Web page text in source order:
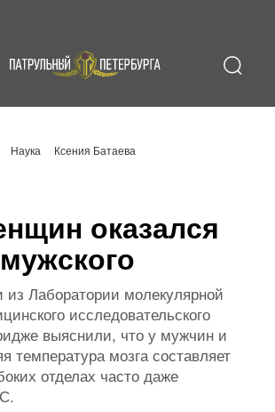
Наука Ксения Батаева
оказался
из Лаборатории молекулярной
исследовательского
выяснили, что у мужчин и
температура мозга составляет
отделах часто даже